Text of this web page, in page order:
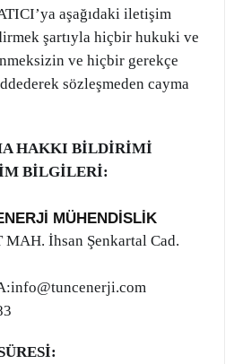
aşağıdaki iletişim
şartıyla hiçbir hukuki ve
ve hiçbir gerekçe
sözleşmeden cayma
HAKKI BİLDİRİMİ
BİLGİLERİ:
MÜHENDİSLİK
İhsan Şenkartal Cad.
info@tuncenerji.com